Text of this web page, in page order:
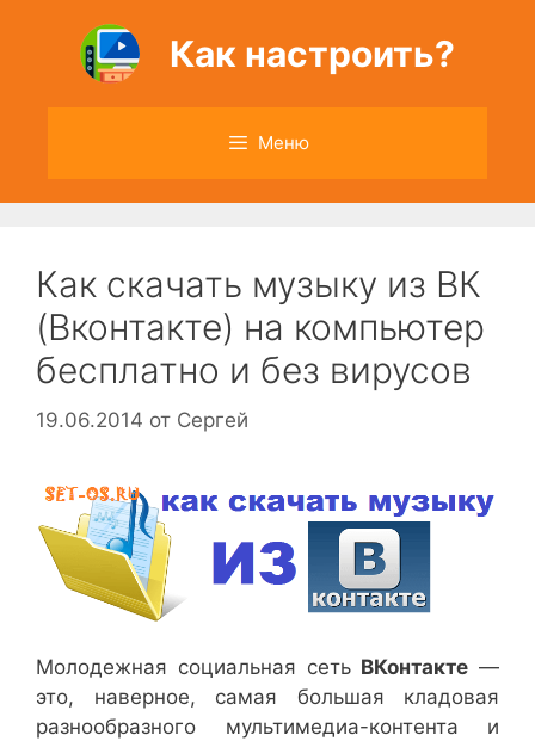
содержимому
Как настроить?
Меню
Как скачать музыку из ВК
(Вконтакте) на компьютер
бесплатно и без вирусов
19.06.2014 от Сергей
Молодежная социальная сеть ВКонтакте —
это, наверное, самая большая кладовая
разнообразного мультимедиа-контента и